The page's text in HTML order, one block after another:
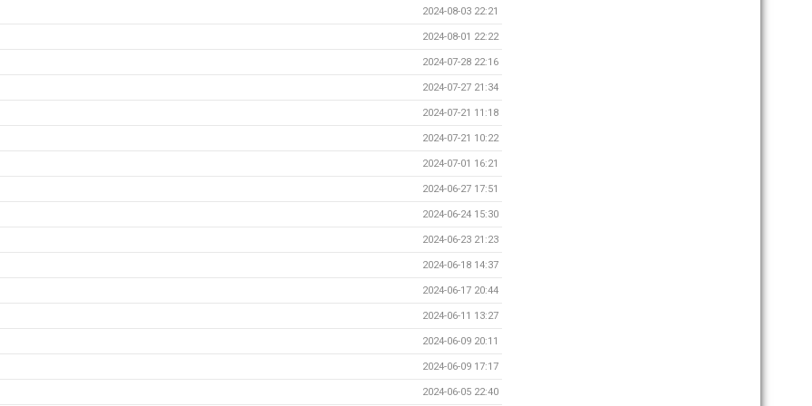
2024-08-03 22:21
2024-08-01 22:22
2024-07-28 22:16
2024-07-27 21:34
2024-07-21 11:18
2024-07-21 10:22
2024-07-01 16:21
2024-06-27 17:51
2024-06-24 15:30
2024-06-23 21:23
2024-06-18 14:37
2024-06-17 20:44
2024-06-11 13:27
2024-06-09 20:11
2024-06-09 17:17
2024-06-05 22:40